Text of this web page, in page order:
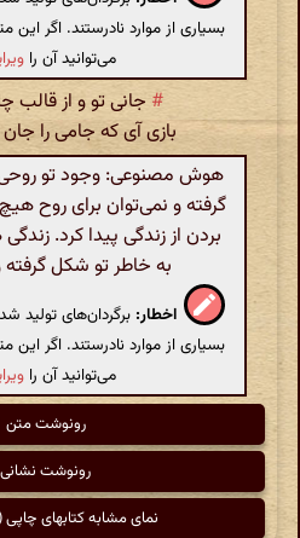
بسیاری از موارد نادرستند. اگر
می‌توانید آن را
# جانی تو و از قالب
بازی آی که جامی را
هوش مصنوعی: وجود تو روحی
گرفته و نمی‌توان برای روح
بردن از زندگی پیدا کرد.
به خاطر تو شکل
اخطار: برگردان‌های
بسیاری از موارد نادرستند. اگر
می‌توانید آن را
رونوشت متن
رونوشت نشانی
نمای مشابه کتابهای چاپی